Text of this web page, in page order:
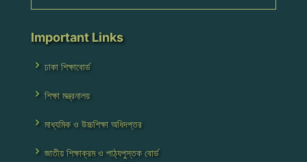
Important Links
ঢাকা শিক্ষাবোর্ড
শিক্ষা মন্ত্রনালয়
মাধ্যমিক ও উচ্চশিক্ষা অধিদপ্তর
জাতীয় শিক্ষাক্রম ও পাঠ্যপুস্তক বোর্ড